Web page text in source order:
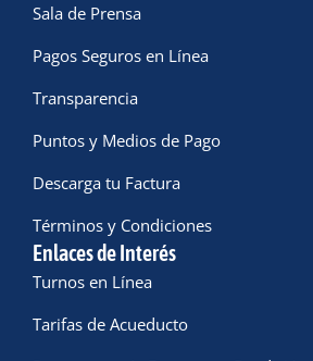
Sala de Prensa
Pagos Seguros en Línea
Transparencia
Puntos y Medios de Pago
Descarga tu Factura
Términos y Condiciones
Enlaces de Interés
Turnos en Línea
Tarifas de Acueducto